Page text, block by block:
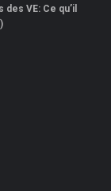
VE: Ce qu’il